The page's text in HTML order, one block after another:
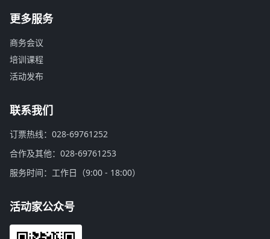
更多服务
商务会议
培训课程
活动发布
联系我们
订票热线：028-69761252
合作及其他：028-69761253
服务时间：工作日（9:00 - 18:00）
活动家公众号